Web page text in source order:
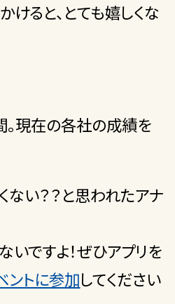
けると、とても嬉しくな
。現在の各社の成績を
ない？？と思われたアナ
いですよ！ぜひアプリを
ントに参加してください